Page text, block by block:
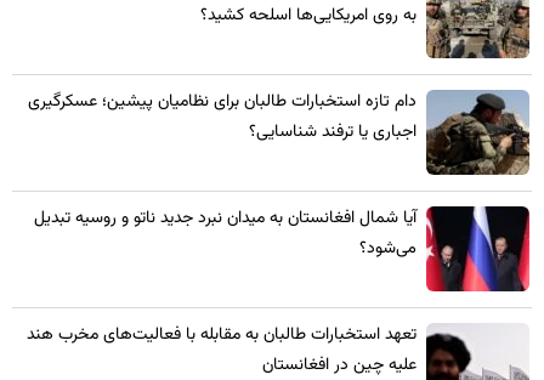
به روی امریکایی‌ها اسلحه کشید؟
​دام تازه استخبارات طالبان برای نظامیان پیشین؛ عسکرگیری
اجباری یا ترفند شناسایی؟
​آیا شمال افغانستان به میدان نبرد جدید ناتو و روسیه تبدیل
می‌شود؟
تعهد استخبارات طالبان به مقابله با فعالیت‌های مخرب هند
علیه چین در افغانستان